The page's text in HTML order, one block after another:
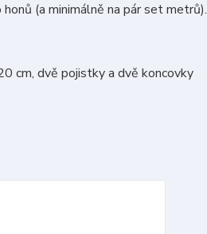
(a minimálně na pár set metrů).
cm, dvě pojistky a dvě koncovky